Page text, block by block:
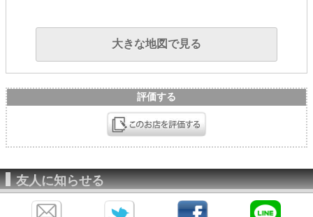
大きな地図で見る
評価する
友人に知らせる